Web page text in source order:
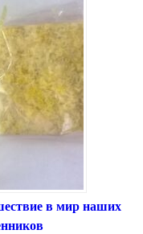
в мир наших